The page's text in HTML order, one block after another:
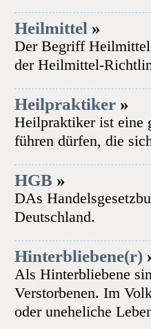
Heilmittel »
Der Begriff Heilmittel
der Heilmittel-
Heilpraktiker »
Heilpraktiker ist eine
führen dürfen, die
HGB »
DAs
Deutschland.
Hinterbliebene(r)
Als Hinterbliebene
Verstorbenen. Im
oder uneheliche